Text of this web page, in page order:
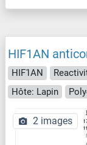
HIF1AN
HIF1AN
Hôte: Lapin
2 images